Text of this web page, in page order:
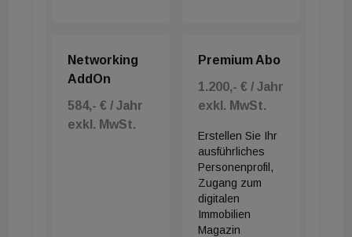
Networking
AddOn
584,- € / Jahr
exkl. MwSt.
Premium Abo
1.200,- € / Jahr
exkl. MwSt.
Erstellen Sie Ihr
ausführliches
Personenprofil,
Zugang zum
digitalen
Immobilien
Magazin